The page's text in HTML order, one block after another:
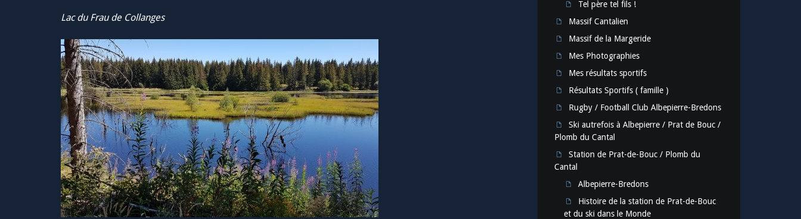
Lac du Frau de Collanges
Tel père tel fils !
Massif Cantalien
Massif de la Margeride
Mes Photographies
Mes résultats sportifs
Résultats Sportifs ( famille )
Rugby / Football Club Albepierre-Bredons
Ski autrefois à Albepierre / Prat de Bouc /
Plomb du Cantal
Station de Prat-de-Bouc / Plomb du
Cantal
Albepierre-Bredons
Histoire de la station de Prat-de-Bouc
et du ski dans le Monde